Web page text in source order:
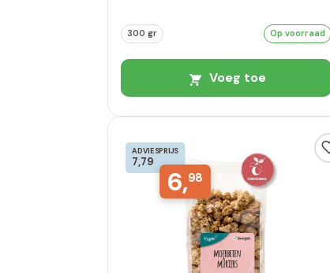
300 gr Op voorraad
Voeg toe
ADVIESPRIJS
7,79
6,98